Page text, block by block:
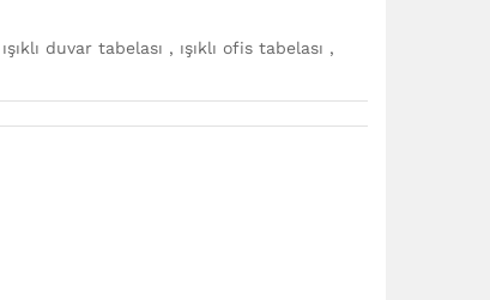
duvar tabelası , ışıklı ofis tabelası ,